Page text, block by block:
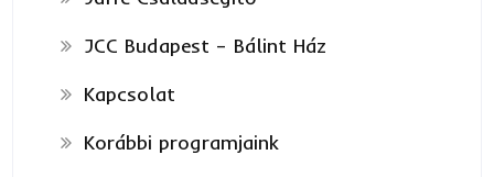
JCC Budapest – Bálint Ház
Kapcsolat
Korábbi programjaink